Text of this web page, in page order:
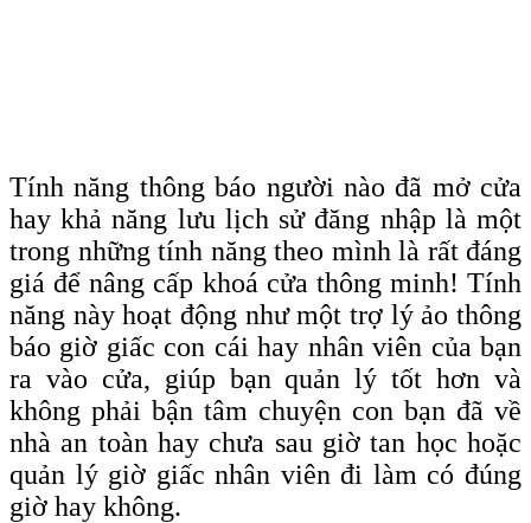
Tính năng thông báo người nào đã mở cửa
hay khả năng lưu lịch sử đăng nhập là một
trong những tính năng theo mình là rất đáng
giá để nâng cấp khoá cửa thông minh! Tính
năng này hoạt động như một trợ lý ảo thông
báo giờ giấc con cái hay nhân viên của bạn
ra vào cửa, giúp bạn quản lý tốt hơn và
không phải bận tâm chuyện con bạn đã về
nhà an toàn hay chưa sau giờ tan học hoặc
quản lý giờ giấc nhân viên đi làm có đúng
giờ hay không.